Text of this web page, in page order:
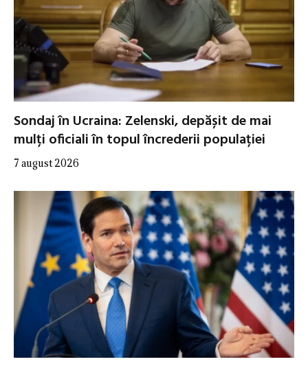
Sondaj în Ucraina: Zelenski, depășit de mai
mulți oficiali în topul încrederii populației
7 august 2026